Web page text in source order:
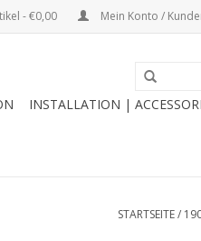
- €0,00 Mein Konto /
INSTALLATION |
STARTSEITE/